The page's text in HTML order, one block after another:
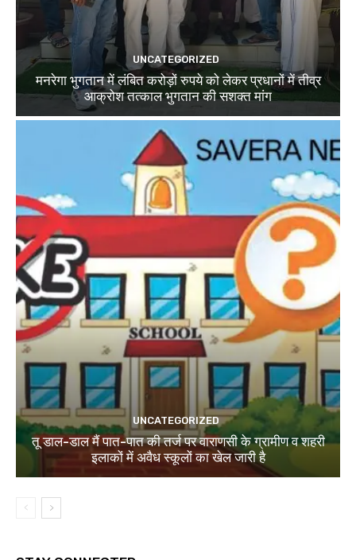
UNCATEGORIZED
मनरेगा भुगतान में लंबित करोड़ों रुपये को लेकर प्रधानों में तीव्र
आक्रोश तत्काल भुगतान की सशक्त मांग
UNCATEGORIZED
तू डाल-डाल मैं पात-पात की तर्ज पर वाराणसी के ग्रामीण व शहरी
इलाकों में अवैध स्कूलों का खेल जारी है